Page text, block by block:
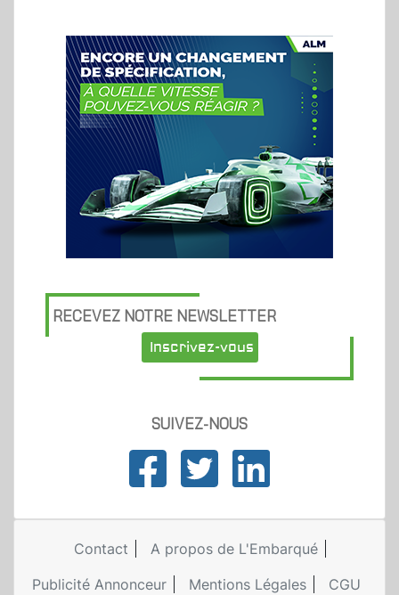
RECEVEZ NOTRE NEWSLETTER
Inscrivez-vous
SUIVEZ-NOUS
Contact
A propos de L'Embarqué
Publicité Annonceur
Mentions Légales CGU